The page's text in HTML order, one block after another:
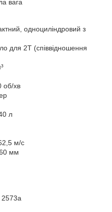
вага
одноциліндровий з
для 2Т (співвідношення
об/хв
л
м/с
мм
2573a